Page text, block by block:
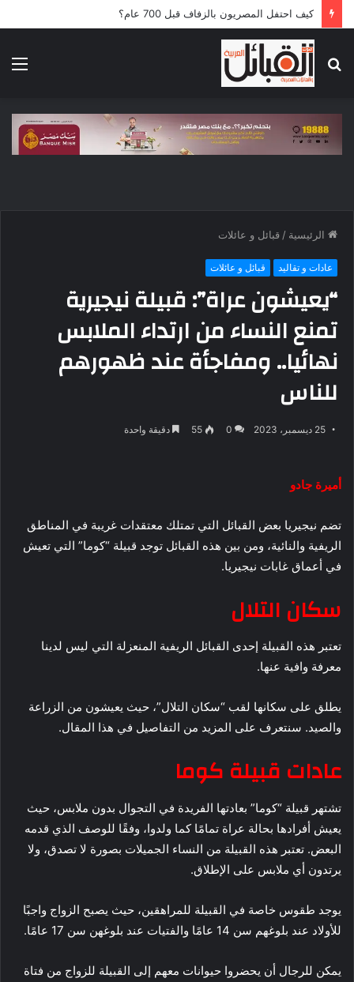
كيف احتفل المصريون بالزفاف قبل 700 عام؟
عن
الرئيسية / قبائل و عائلات
عادات و تقاليد قبائل و عائلات
“يعيشون عراة”: قبيلة نيجيرية
تمنع النساء من ارتداء الملابس
نهائيا.. ومفاجأة عند ظهورهم
للناس
25 ديسمبر، 2023 0
55 دقيقة واحدة
أميرة جادو
تضم نيجيريا بعض القبائل التي تمتلك معتقدات غريبة في المناطق
الريفية والنائية، ومن بين هذه القبائل توجد قبيلة “كوما” التي تعيش
في أعماق غابات نيجيريا.
سكان التلال
تعتبر هذه القبيلة إحدى القبائل الريفية المنعزلة التي ليس لدينا
معرفة وافية عنها.
يطلق على سكانها لقب “سكان التلال”، حيث يعيشون من الزراعة
والصيد. سنتعرف على المزيد من التفاصيل في هذا المقال.
عادات قبيلة كوما
تشتهر قبيلة “كوما” بعادتها الفريدة في التجوال بدون ملابس، حيث
يعيش أفرادها بحالة عراة تمامًا كما ولدوا، وفقًا للوصف الذي قدمه
البعض. تعتبر هذه القبيلة من النساء الجميلات بصورة لا تصدق، ولا
يرتدون أي ملابس على الإطلاق.
يوجد طقوس خاصة في القبيلة للمراهقين، حيث يصبح الزواج واجبًا
للأولاد عند بلوغهم سن 14 عامًا والفتيات عند بلوغهن سن 17 عامًا.
يمكن للرجال أن يحضروا حيوانات معهم إلى القبيلة للزواج من فتاة